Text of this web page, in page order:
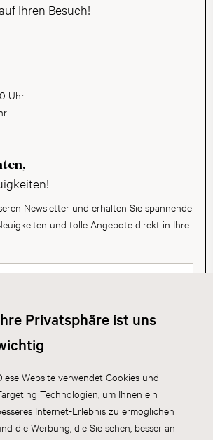
Privatsphäre ist uns
Website verwendet Cookies und
Technologien, um Ihnen ein
Internet-Erlebnis zu ermöglichen
die Werbung, die Sie sehen, besser an
Ihren Besuch!
Uhr
Newsletter und erhalten Sie spannende
und tolle Angebote direkt in Ihre